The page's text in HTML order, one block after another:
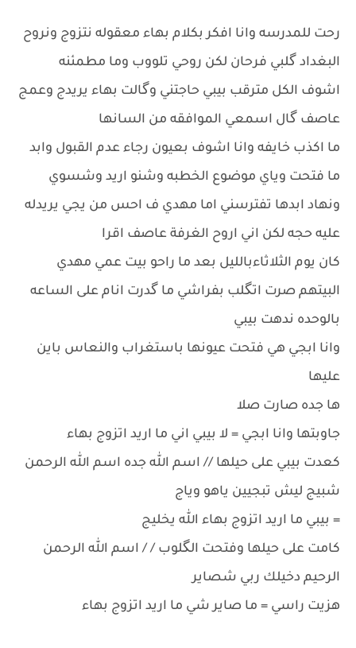
رحت للمدرسه وانا افكر بكلام بهاء معقوله نتزوج ونروح
البغداد گلبي فرحان لكن روحي تلووب وما مطمئنه
اشوف الكل مترقب بيبي حاجتني وگالت بهاء يريدج وعمج
عاصف گال اسمعي الموافقه من السانها
ما اكذب خايفه وانا اشوف بعيون رجاء عدم القبول وابد
ما فتحت وياي موضوع الخطبه وشنو اريد وشسوي
ونهاد ابدها تفترسني اما مهدي ف احس من يجي يريدله
عليه حجه لكن اني اروح الغرفة عاصف اقرا
كان يوم الثلاثاءبالليل بعد ما راحو بيت عمي مهدي
البيتهم صرت اتگلب بفراشي ما گدرت انام على الساعه
بالوحده ندهت بيبي
وانا ابجي هي فتحت عيونها باستغراب والنعاس باين
عليها
ها جده صارت صلا
جاوبتها وانا ابجي = لا بيبي اني ما اريد اتزوج بهاء
كعدت بيبي على حيلها // اسم الله جده اسم الله الرحمن
شبيج ليش تبجيين ياهو وياج
= بيبي ما اريد اتزوج بهاء الله يخليج
كامت على حيلها وفتحت الگلوب / / اسم الله الرحمن
الرحيم دخيلك ربي شصاير
هزيت راسي = ما صاير شي ما اريد اتزوج بهاء